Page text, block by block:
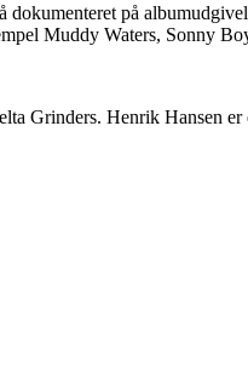
dokumenteret på
Muddy Waters, Sonny
Grinders. Henrik Hansen